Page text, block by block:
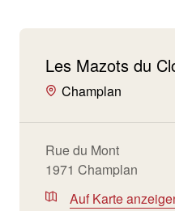
Les Mazots du
Champlan
Rue du Mont
1971 Champlan
Auf Karte